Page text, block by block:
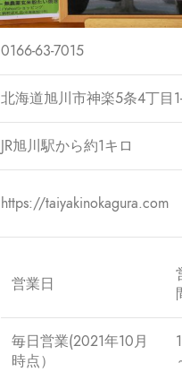
0166-63-7015
北海道旭川市神楽5条4丁目
JR旭川駅から約1キロ
https://taiyakinokagura.com
営業日
毎日営業(2021年10月
時点）